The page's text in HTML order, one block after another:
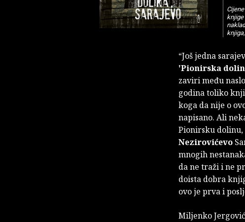
knjige
“Još jedna
'Pionirska
zaviri među
godina toliko
koga da nije o
napisano. Ali
Pionirsku
Nezirovićevo
mnogih
da ne traži i ne
doista dobra
ovo je prva i
Miljenko Jergović